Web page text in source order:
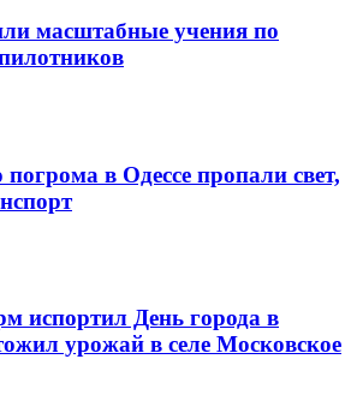
масштабные учения по
погрома в Одессе пропали свет,
испортил День города в
урожай в селе Московское